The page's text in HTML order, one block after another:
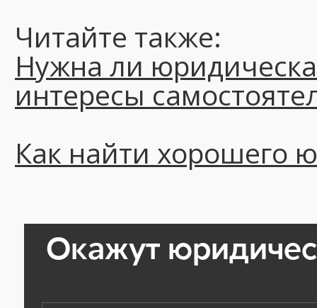
Читайте также:
Нужна ли
интересы
Как найти хорошего
Окажут